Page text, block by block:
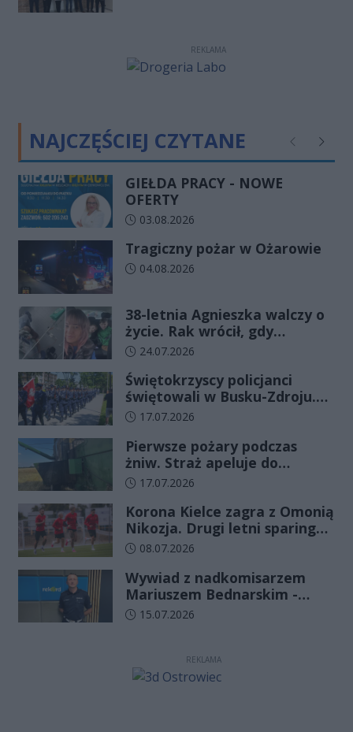
REKLAMA
NAJCZĘŚCIEJ CZYTANE Poprzednie
GIEŁDA PRACY - NOWE
OFERTY
Data dodania artykułu:
03.08.2026
Tragiczny pożar w Ożarowie
Data dodania artykułu:
04.08.2026
38-letnia Agnieszka walczy o
życie. Rak wrócił, gdy
wydawało się, że najgorsze
Data dodania artykułu:
24.07.2026
Świętokrzyscy policjanci
świętowali w Busku-Zdroju.
Czterdziestu nowych
ślubowanie
Data dodania artykułu:
17.07.2026
Pierwsze pożary podczas
żniw. Straż apeluje do
rolników o ostrożność
Data dodania artykułu:
17.07.2026
Korona Kielce zagra z Omonią
Nikozja. Drugi letni sparing
odbędzie się na EXBUD Arenie
Data dodania artykułu:
08.07.2026
Wywiad z nadkomisarzem
Mariuszem Bednarskim -
Wydział Ruchu Drogowego
Data dodania artykułu:
15.07.2026
REKLAMA